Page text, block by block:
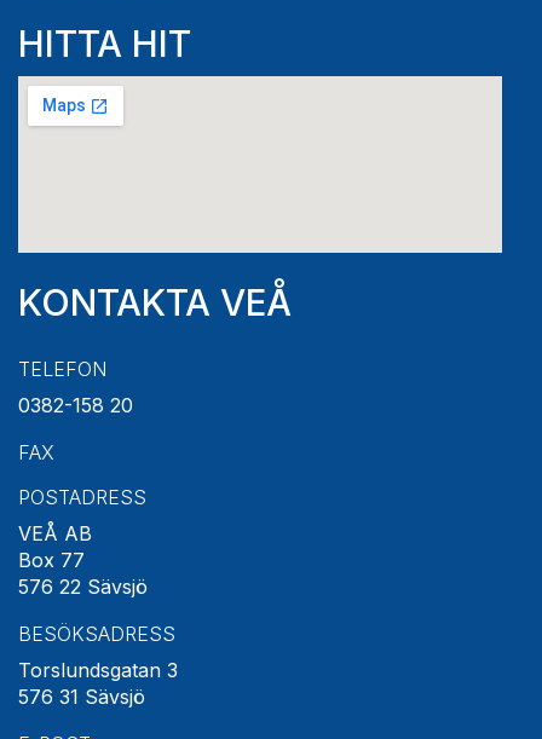
HITTA HIT
KONTAKTA VEÅ
TELEFON
0382-158 20
FAX
POSTADRESS
VEÅ AB
Box 77
576 22 Sävsjö
BESÖKSADRESS
Torslundsgatan 3
576 31 Sävsjö